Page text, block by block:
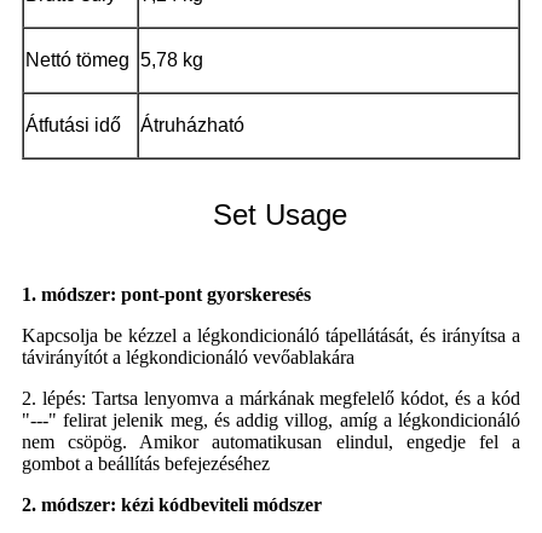
Nettó tömeg 5,78 kg
Átfutási idő Átruházható
Set Usage
1. módszer: pont-pont gyorskeresés
Kapcsolja be kézzel a légkondicionáló tápellátását, és irányítsa a
távirányítót a légkondicionáló vevőablakára
2. lépés: Tartsa lenyomva a márkának megfelelő kódot, és a kód
"---" felirat jelenik meg, és addig villog, amíg a légkondicionáló
nem csöpög. Amikor automatikusan elindul, engedje fel a
gombot a beállítás befejezéséhez
2. módszer: kézi kódbeviteli módszer